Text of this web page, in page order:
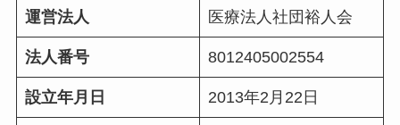
運営法人 医療法人社団裕人会
法人番号 8012405002554
設立年月日 2013年2月22日